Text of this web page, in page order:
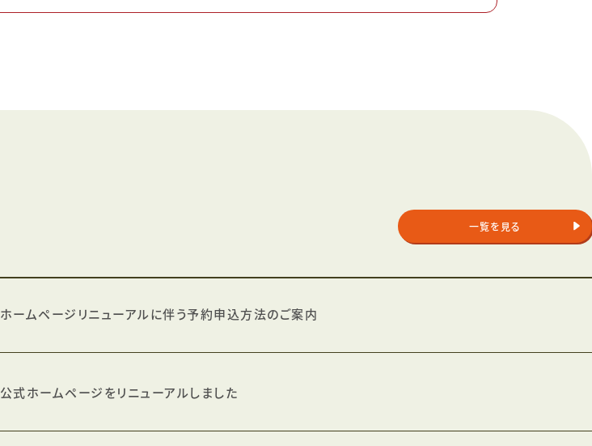
一覧を見る
ホームページリニューアルに伴う予約申込方法のご案内
公式ホームページをリニューアルしました